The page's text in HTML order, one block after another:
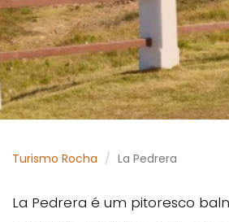
Turismo Rocha La Pedrera
La Pedrera é um pitoresco